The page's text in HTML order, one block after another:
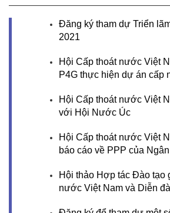
Đăng ký tham dự Triển
2021
Hội Cấp thoát nước Việt
P4G thực hiện dự án cấp
Hội Cấp thoát nước Việt
với Hội Nước Úc
Hội Cấp thoát nước Việt
báo cáo về PPP của
Hội thảo Hợp tác Đào tạo
nước Việt Nam và Diễn